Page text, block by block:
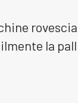
la